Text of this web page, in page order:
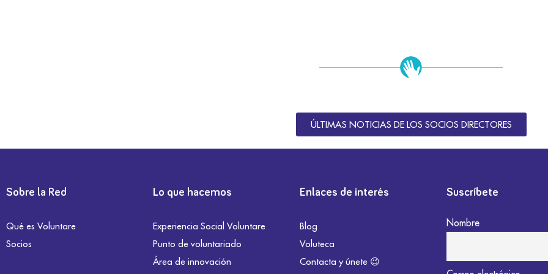
ÚLTIMAS NOTICIAS DE LOS SOCIOS DIRECTORES
Sobre la Red
Qué es Voluntare
Socios
Lo que hacemos
Experiencia Social Voluntare
Punto de voluntariado
Área de innovación
Enlaces de interés
Blog
Voluteca
Contacta y únete 😉
Suscríbete
Nombre